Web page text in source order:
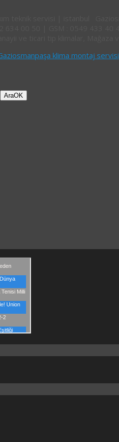
klima montaj servisi
AraOK